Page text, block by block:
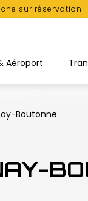
sur réservation
Aéroport
Boutonne